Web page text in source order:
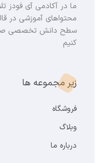
ما در آکادمی آی فودز
محتواهای آموزشی در
سطح دانش تخصصی
کنیم
زیر مجموعه ها
فروشگاه
وبلاگ
درباره ما